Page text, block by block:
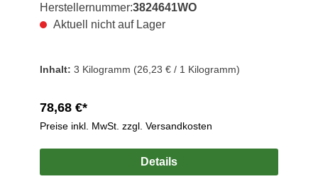
Herstellernummer:3824641WO
Aktuell nicht auf Lager
Inhalt: 3 Kilogramm (26,23 € / 1 Kilogramm)
78,68 €*
Preise inkl. MwSt. zzgl. Versandkosten
Details